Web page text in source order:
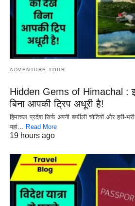
ADVENTURE TOUR
Hidden Gems of Himachal :
बिना आपकी ट्रिप अधूरी है!
हिमाचल प्रदेश सिर्फ अपनी बर्फीली चोटियों और हरी-
यहां… Read More
19 hours ago